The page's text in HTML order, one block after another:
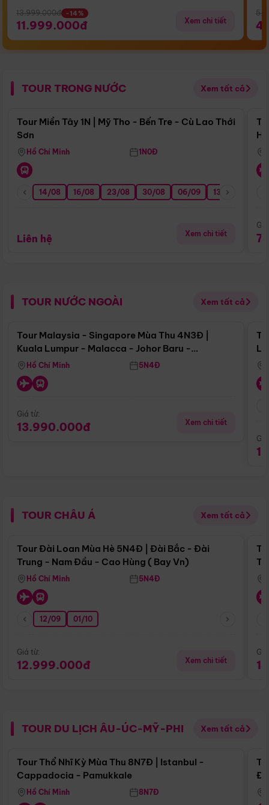
13.999.000đ -14%
11.999.000đ Xem chi tiết
TOUR TRONG NƯỚC Xem tất cả
Điểm nổi bật
Tour Miền Tây 1N | Mỹ Tho - Bến Tre - Cù Lao Thới
Sơn
Hồ Chí Minh 1N0Đ
14/08 16/08 23/08 30/08 06/09 13/09
Liên hệ Xem chi tiết
TOUR NƯỚC NGOÀI Xem tất cả
Điểm nổi bật
Tour Malaysia - Singapore Mùa Thu 4N3Đ |
Kuala Lumpur - Malacca - Johor Baru -
Singapore
Hồ Chí Minh 5N4Đ
Giá từ:
13.990.000đ Xem chi tiết
TOUR CHÂU Á Xem tất cả
Điểm nổi bật
Tour Đài Loan Mùa Hè 5N4Đ | Đài Bắc - Đài
Trung - Nam Đầu - Cao Hùng ( Bay Vn)
Hồ Chí Minh 5N4Đ
12/09 01/10
Giá từ:
12.999.000đ Xem chi tiết
TOUR DU LỊCH ÂU-ÚC-MỸ-PHI Xem tất cả
Điểm nổi bật
Tour Thổ Nhĩ Kỳ Mùa Thu 8N7Đ | Istanbul -
Cappadocia - Pamukkale
Hồ Chí Minh 8N7Đ